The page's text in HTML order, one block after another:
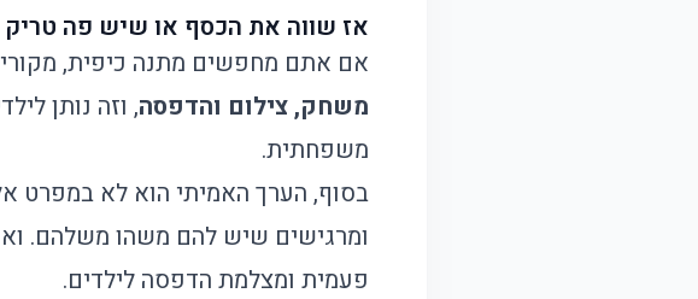
אז שווה את הכסף או שיש פה טריק
אם אתם מחפשים מתנה כיפית,
משחק, צילום והדפסה, וזה נותן
משפחתית.
בסוף, הערך האמיתי הוא לא במפרט
ומרגישים שיש להם משהו משלהם.
פעמית ומצלמת הדפסה לילדים.